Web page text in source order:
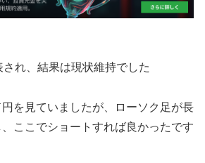
れ、結果は現状維持でした
を見ていましたが、ローソク足が長
ここでショートすれば良かったです